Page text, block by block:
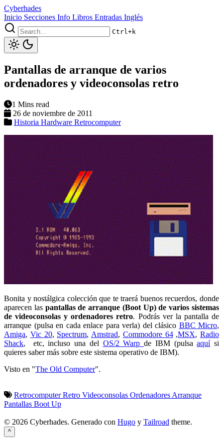
Cyberhades
Inicio Secciones Info Libros Entradas Inglés
Ctrl+k
Pantallas de arranque de varios
ordenadores y videoconsolas retro
1 Mins read
26 de noviembre de 2011
Historia Hardware Retrocomputer
Bonita y nostálgica colección que te traerá buenos recuerdos, donde
aparecen las pantallas de arranque (Boot Up) de varios sistemas
de videoconsolas y ordenadores retro. Podrás ver la pantalla de
arranque (pulsa en cada enlace para verla) del clásico BBC Micro,
Amiga, Vic 20, Spectrum, Amstrad, Commodore 64,MSX, Radio
Shack, etc, incluso una del OS/2 Warp de IBM (pulsaaquísi
quieres saber más sobre este sistema operativo de IBM).
Visto en "The Old Computer".
RetrocomputerRetro Videoconsolas Ordenadores Arranque
Pantallas Boot Up
© 2026 Cyberhades. Generado con Hugo y Tailroad theme.
^